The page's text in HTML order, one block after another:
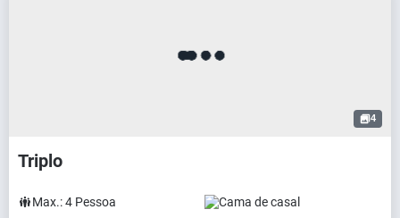
4
Triplo
Max.:4 Pessoa Cama de casal